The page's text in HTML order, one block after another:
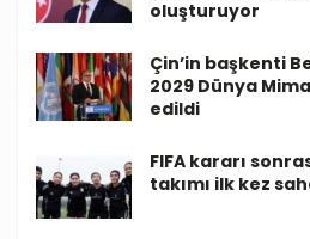
oluşturuyor
Çin’in başkenti
2029 Dünya
edildi
FIFA kararı
takımı ilk kez